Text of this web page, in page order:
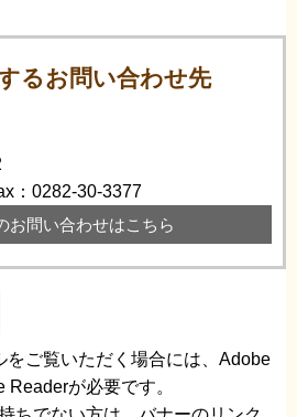
るお問い合わせ先
：0282-30-3377
お問い合わせはこちら
をご覧いただく場合には、Adobe
が必要です。